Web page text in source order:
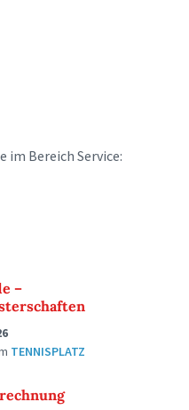
im Bereich Service:
–
TENNISPLATZ